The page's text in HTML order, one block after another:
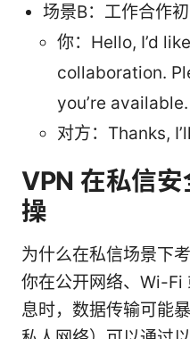
场景B：工作合作
你：Hello, I’d
collaboration.
you’re available.
对方：Thanks,
VPN 在私信
操
为什么在私信场景下
你在公开网络、Wi-Fi
息时，数据传输可能